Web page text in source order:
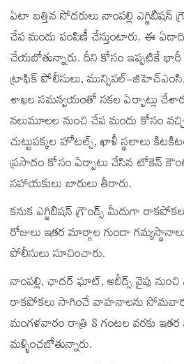
ఏటా బత్తిన సోదరులు నాంపల్లి ఎగ్జిబిషన్
చేప మందు పంపిణీ చేస్తుంటారు. ఈ
చేయబోతున్నారు. దీని కోసం ఇప్పటికే భారీ
ట్రాఫిక్ పోలీసులు, మున్సిపల్-
శాఖల సమన్వయంతో సకల ఏర్పాట్లు
నలుమూలల నుంచి చేప మందు కోసం
చుట్టుపక్కల హోటల్స్‌, ఖాళీ స్థలాలు
ప్రసాదం కోసం ఏర్పాటు చేసిన టోకెన్
సహాయకులు బారులు తీరారు.
కనుక ఎగ్జిబిషన్ గ్రౌండ్స్ మీదుగా
రోజులు ఇతర మార్గాల గుండా
పోలీసులు సూచించారు.
నాంపల్లి, ఛాదర్ ఘాట్, అబీడ్స్ వైపు నుంచి
రాకపోకలు సాగించే వాహనాలను
మంగళవారం రాత్రి 8 గంటల వరకు
మళ్ళించబోతున్నారు.